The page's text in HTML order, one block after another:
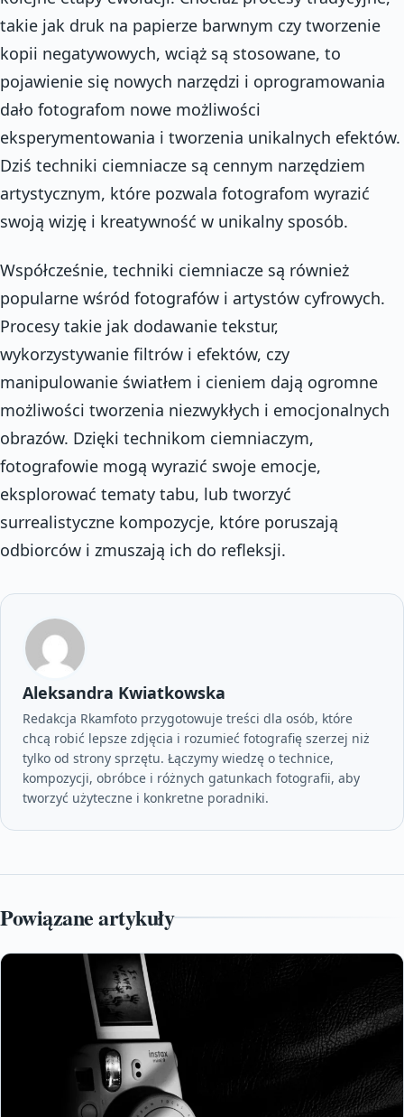
takie jak druk na papierze barwnym czy tworzenie
kopii negatywowych, wciąż są stosowane, to
pojawienie się nowych narzędzi i oprogramowania
dało fotografom nowe możliwości
eksperymentowania i tworzenia unikalnych efektów.
Dziś techniki ciemniacze są cennym narzędziem
artystycznym, które pozwala fotografom wyrazić
swoją wizję i kreatywność w unikalny sposób.
Współcześnie, techniki ciemniacze są również
popularne wśród fotografów i artystów cyfrowych.
Procesy takie jak dodawanie tekstur,
wykorzystywanie filtrów i efektów, czy
manipulowanie światłem i cieniem dają ogromne
możliwości tworzenia niezwykłych i emocjonalnych
obrazów. Dzięki technikom ciemniaczym,
fotografowie mogą wyrazić swoje emocje,
eksplorować tematy tabu, lub tworzyć
surrealistyczne kompozycje, które poruszają
odbiorców i zmuszają ich do refleksji.
Aleksandra Kwiatkowska
Redakcja Rkamfoto przygotowuje treści dla osób, które
chcą robić lepsze zdjęcia i rozumieć fotografię szerzej niż
tylko od strony sprzętu. Łączymy wiedzę o technice,
kompozycji, obróbce i różnych gatunkach fotografii, aby
tworzyć użyteczne i konkretne poradniki.
Powiązane artykuły